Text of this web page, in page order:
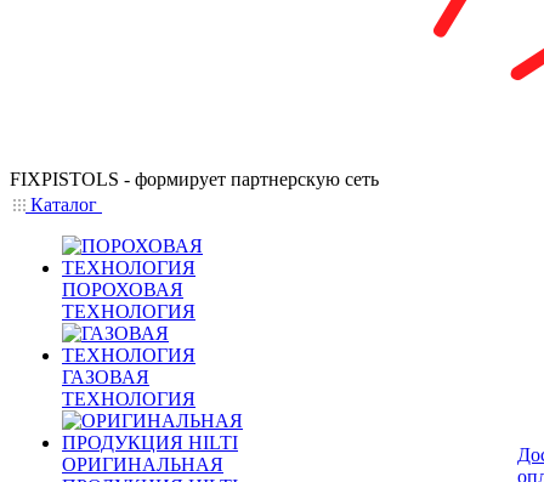
FIXPISTOLS - формирует партнерскую сеть
Каталог
ПОРОХОВАЯ
ТЕХНОЛОГИЯ
ГАЗОВАЯ
ТЕХНОЛОГИЯ
ОРИГИНАЛЬНАЯ